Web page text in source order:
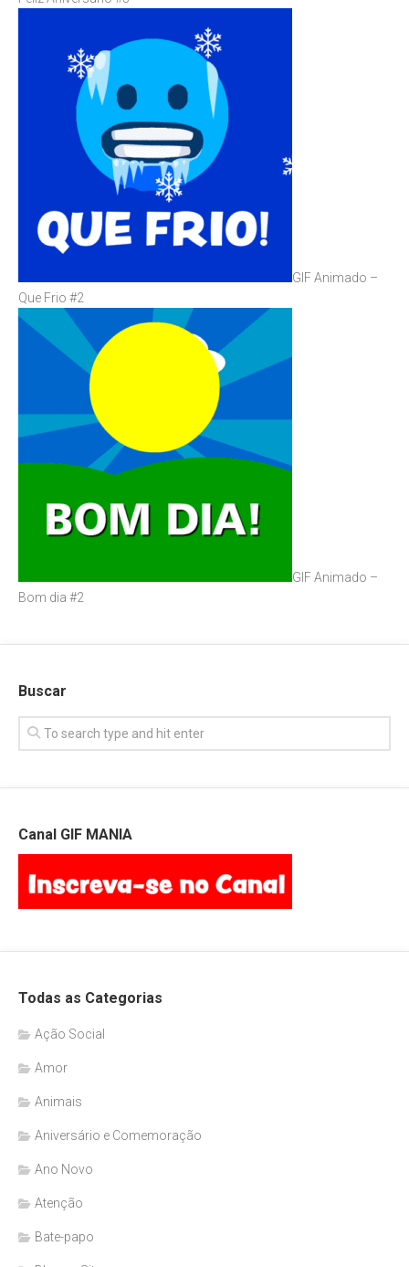
GIF Animado –
Que Frio #2
GIF Animado –
Bom dia #2
Buscar
Canal GIF MANIA
Todas as Categorias
Ação Social
Amor
Animais
Aniversário e Comemoração
Ano Novo
Atenção
Bate-papo